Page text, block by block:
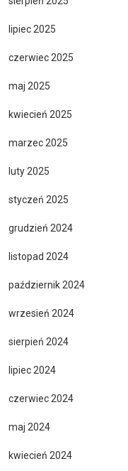
lipiec 2025
czerwiec 2025
maj 2025
kwiecień 2025
marzec 2025
luty 2025
styczeń 2025
grudzień 2024
listopad 2024
październik 2024
wrzesień 2024
sierpień 2024
lipiec 2024
czerwiec 2024
maj 2024
kwiecień 2024